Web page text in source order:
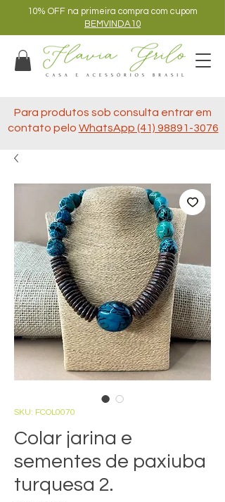
10% OFF na primeira compra com cupom
BEMVINDA10
Para produtos sob consulta entrar em
contato pelo WhatsApp (41) 98891-3076
SKU: FCOL0070
Colar jarina e
sementes de paxiuba
turquesa 2.